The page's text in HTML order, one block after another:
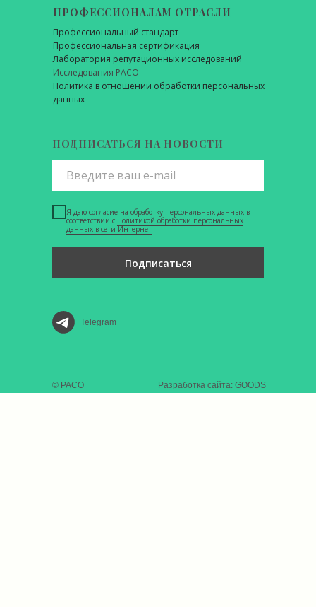
ПРОФЕССИОНАЛАМ ОТРАСЛИ
Профессиональный стандарт
Профессиональная сертификация
Лаборатория репутационных исследований
Исследования РАСО
Политика в отношении обработки персональных
данных
© РАСО
Я даю согласие на обработку персональных данных в
соответствии с Политикой обработки персональных
данных в сети Интернет
Подписаться
Telegram
Разработка сайта: GOODS
ПОДПИСАТЬСЯ НА НОВОСТИ